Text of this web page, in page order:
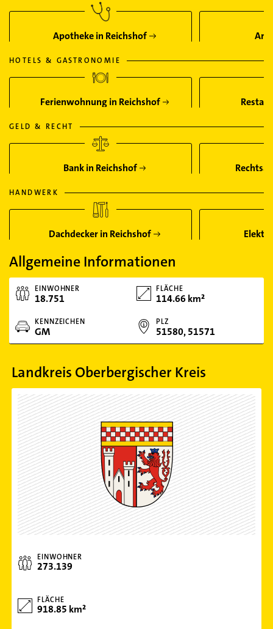
Apotheke in Reichshof
HOTELS & GASTRONOMIE
Ferienwohnung in Reichshof
GELD & RECHT
Bank in Reichshof
HANDWERK
Dachdecker in Reichshof
Allgemeine Informationen
EINWOHNER
18.751
FLÄCHE
114.66 km²
KENNZEICHEN
GM
PLZ
51580, 51571
Landkreis Oberbergischer Kreis
EINWOHNER
273.139
FLÄCHE
918.85 km²